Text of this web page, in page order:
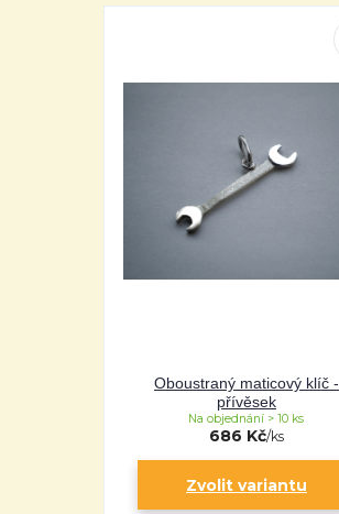
Oboustraný maticový klíč -
přívěsek
686 Kč/ks
Na objednání > 10 ks
Zvolit variantu